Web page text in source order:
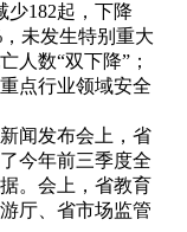
少182起，下降
未发生特别重大
人数“双下降”；
点行业领域安全
闻发布会上，省
今年前三季度全
。会上，省教育
厅、省市场监管